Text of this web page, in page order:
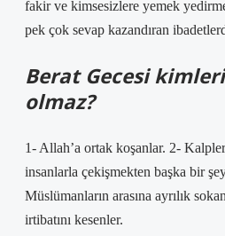
fakir ve kimsesizlere yemek
pek çok sevap kazandıran
Berat Gecesi
olmaz?
1- Allah’a ortak koşanlar. 2-
insanlarla çekişmekten başka bir
Müslümanların arasına ayrılık
irtibatını kesenler.